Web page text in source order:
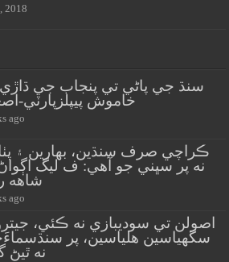
2018
سنڌ جي پاڻي تي پنجاب جي
خاموش پيپلزپارٽي-
ago
ڪراچي صرف سنڌين، بهارين ۽
نه پر سڀني جو آهي: ف ليگ
شاهه
ago
سگهياسين هلياسين، پر
نه